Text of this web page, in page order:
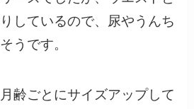
しているので、尿やうんち
うです。
齢ごとにサイズアップして